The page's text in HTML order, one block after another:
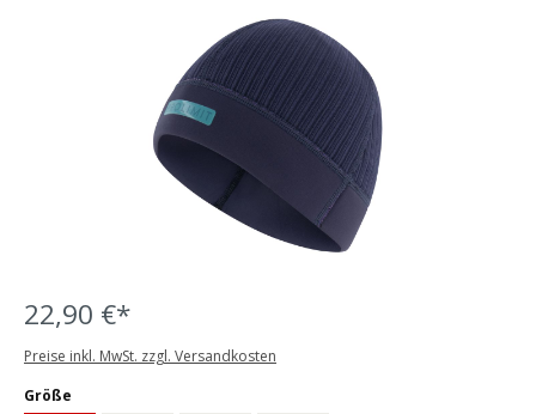
Bildergalerie überspringen
22,90 €*
Preise inkl. MwSt. zzgl. Versandkosten
Größe